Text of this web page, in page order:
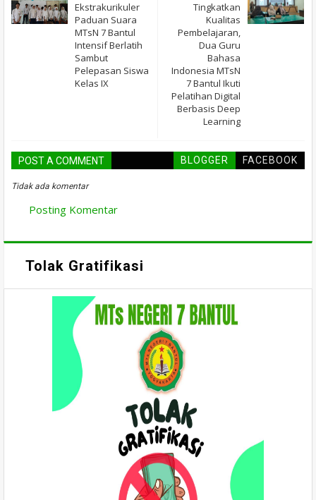
Tingkatkan
Kualitas
Pembelajaran,
Dua Guru
Bahasa
Indonesia MTsN
7 Bantul Ikuti
Pelatihan Digital
Berbasis Deep
Learning
Ekstrakurikuler
Paduan Suara
MTsN 7 Bantul
Intensif Berlatih
Sambut
Pelepasan Siswa
Kelas IX
POST A COMMENT BLOGGER FACEBOOK
Tidak ada komentar
Posting Komentar
Tolak Gratifikasi